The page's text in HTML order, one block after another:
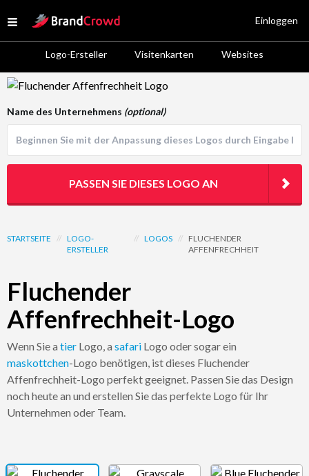
Open menu
Site Logo
Logo-Ersteller Visitenkarten Websites
Einloggen
Logo Template Preview
STARTSEITE // LOGO-
ERSTELLER
// LOGOS //
FLUCHENDER
AFFENFRECHHEIT
Fluchender
Affenfrechheit-Logo
Wenn Sie a tier Logo, a safari Logo oder sogar ein
maskottchen-Logo benötigen, ist dieses Fluchender
Affenfrechheit-Logo perfekt geeignet. Passen Sie das Design
noch heute an und erstellen Sie das perfekte Logo für Ihr
Unternehmen oder Team.
Name des Unternehmens (optional)
PASSEN SIE DIESES LOGO AN